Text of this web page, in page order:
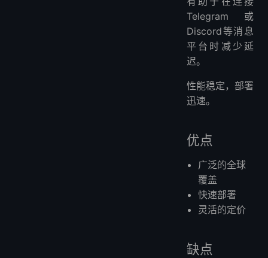
Telegram或
Discord等消息
平台时减少延
迟。
性能稳定，部署
迅速。
优点
广泛的全球
覆盖
快速部署
灵活的定价
缺点